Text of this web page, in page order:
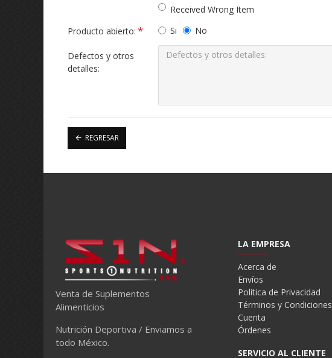
Received Wrong Item
Producto abierto:
Si No
Defectos y otros
detalles:
REGRESAR
Venta de Suplementos
Alimenticios
Nutrición Deportiva / Enviamos a
todo México.
LA EMPRESA
Acerca de
Envíos
Política de Privacidad
Términos y Condiciones
Cuenta
Órdenes
SERVICIO AL CLIENTE